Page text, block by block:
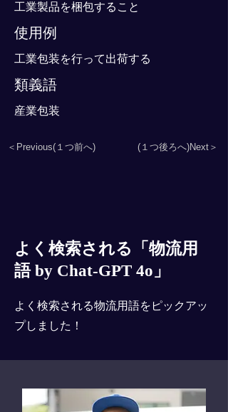
工業製品を梱包すること
使用例
工業包装を行って出荷する
類義語
産業包装
＜Previous(１つ前へ) (１つ後ろへ)Next＞
よく検索される「物流用
語 by Chat-GPT 4o」
よく検索される物流用語をピックアッ
プしました！